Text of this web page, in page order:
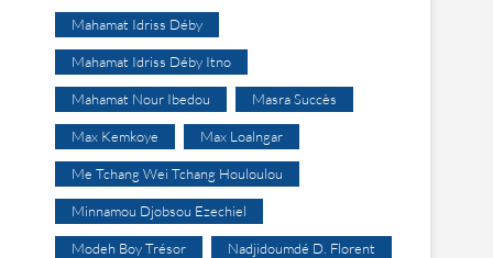
Mahamat Idriss Déby
Mahamat Idriss Déby Itno
Mahamat Nour Ibedou Masra Succès
Max Kemkoye Max Loalngar
Me Tchang Wei Tchang Houloulou
Minnamou Djobsou Ezechiel
Modeh Boy Trésor Nadjidoumdé D. Florent